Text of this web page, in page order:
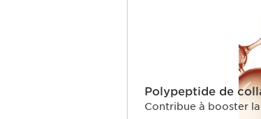
Polypeptide de
Contribue à booster